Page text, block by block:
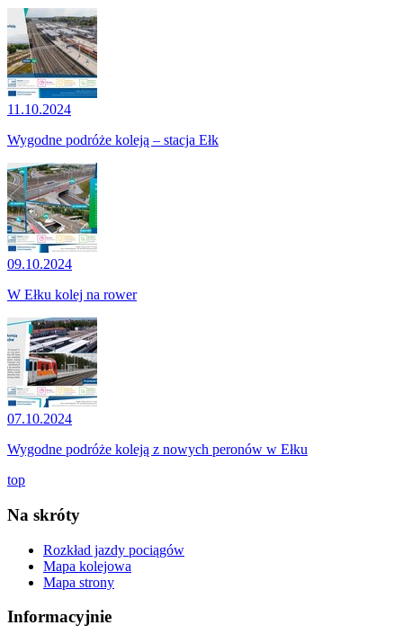
11.10.2024
Wygodne podróże koleją – stacja Ełk
09.10.2024
W Ełku kolej na rower
07.10.2024
Wygodne podróże koleją z nowych peronów w Ełku
top
Na skróty
Rozkład jazdy pociągów
Mapa kolejowa
Mapa strony
Informacyjnie